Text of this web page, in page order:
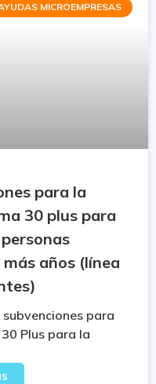
MICROEMPRESAS
para la
30 plus para
años (línea
para
Plus para la